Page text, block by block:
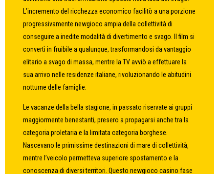
L’incremento del ricchezza economico facilitò a una porzione
progressivamente newgioco ampia della collettività di
conseguire a inedite modalità di divertimento e svago. Il film si
convertì in fruibile a qualunque, trasformandosi da vantaggio
elitario a svago di massa, mentre la TV avviò a effettuare la
sua arrivo nelle residenze italiane, rivoluzionando le abitudini
notturne delle famiglie.
Le vacanze della bella stagione, in passato riservate ai gruppi
maggiormente benestanti, presero a propagarsi anche tra la
categoria proletaria e la limitata categoria borghese.
Nascevano le primissime destinazioni di mare di collettività,
mentre l’veicolo permetteva superiore spostamento e la
conoscenza di diversi territori. Questo newgioco casino fase